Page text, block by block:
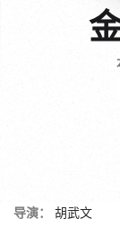
导演：
胡武文